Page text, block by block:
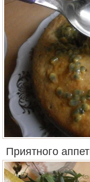
Приятного